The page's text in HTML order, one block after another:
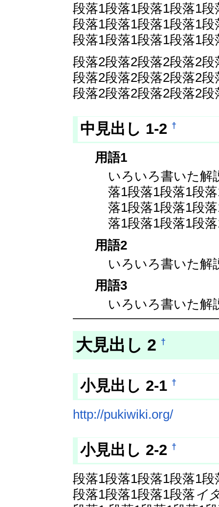
段落1段落1段落1段落1
段落1段落1段落1段落1段
段落1段落1段落1段落1
段落2段落2段落2段落2
段落2段落2段落2段落2
段落2段落2段落2段落2
中見出し 1-2 †
用語1
いろいろ書いた解
落1段落1段落1段
落1段落1段落1段
落1段落1段落1段
用語2
いろいろ書いた解
用語3
いろいろ書いた解
大見出し 2 †
小見出し 2-1 †
http://pukiwiki.org/
小見出し 2-2 †
段落1段落1段落1段落1
段落1段落1段落1段落イ